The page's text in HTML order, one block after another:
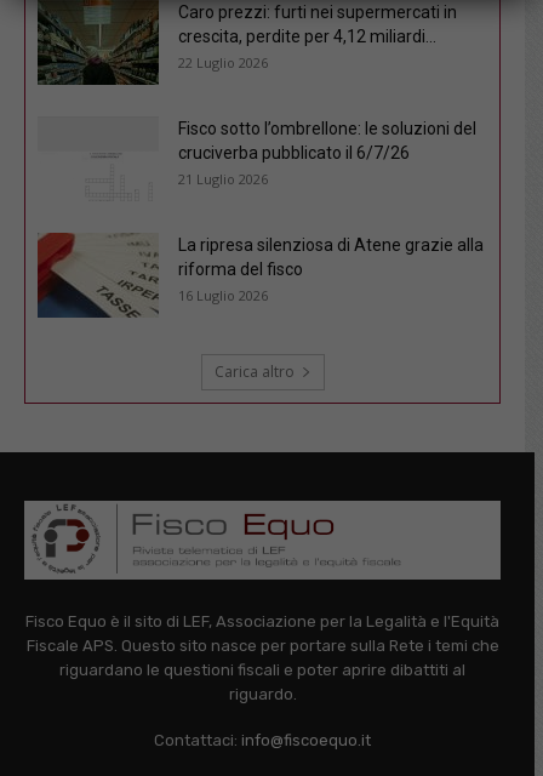
Caro prezzi: furti nei supermercati in
crescita, perdite per 4,12 miliardi...
22 Luglio 2026
Fisco sotto l’ombrellone: le soluzioni del
cruciverba pubblicato il 6/7/26
21 Luglio 2026
La ripresa silenziosa di Atene grazie alla
riforma del fisco
16 Luglio 2026
Carica altro
Fisco Equo è il sito di LEF, Associazione per la Legalità e l'Equità
Fiscale APS. Questo sito nasce per portare sulla Rete i temi che
riguardano le questioni fiscali e poter aprire dibattiti al
riguardo.
Contattaci: info@fiscoequo.it